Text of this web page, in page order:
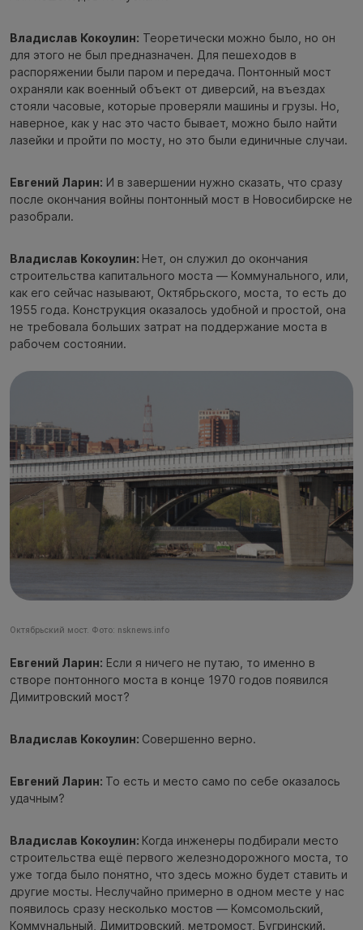
Владислав Кокоулин: Теоретически можно было, но он
для этого не был предназначен. Для пешеходов в
распоряжении были паром и передача. Понтонный мост
охраняли как военный объект от диверсий, на въездах
стояли часовые, которые проверяли машины и грузы. Но,
наверное, как у нас это часто бывает, можно было найти
лазейки и пройти по мосту, но это были единичные случаи.
Евгений Ларин: И в завершении нужно сказать, что сразу
после окончания войны понтонный мост в Новосибирске не
разобрали.
Владислав Кокоулин: Нет, он служил до окончания
строительства капитального моста — Коммунального, или,
как его сейчас называют, Октябрьского, моста, то есть до
1955 года. Конструкция оказалось удобной и простой, она
не требовала больших затрат на поддержание моста в
рабочем состоянии.
Октябрьский мост. Фото: nsknews.info
Евгений Ларин: Если я ничего не путаю, то именно в
створе понтонного моста в конце 1970 годов появился
Димитровский мост?
Владислав Кокоулин: Совершенно верно.
Евгений Ларин: То есть и место само по себе оказалось
удачным?
Владислав Кокоулин: Когда инженеры подбирали место
строительства ещё первого железнодорожного моста, то
уже тогда было понятно, что здесь можно будет ставить и
другие мосты. Неслучайно примерно в одном месте у нас
появилось сразу несколько мостов — Комсомольский,
Коммунальный, Димитровский, метромост, Бугринский.